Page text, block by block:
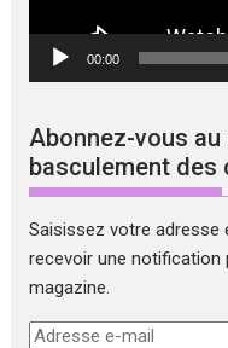
00:00
Abonnez-vous
basculement des
Saisissez votre adresse
recevoir une notification
magazine.
Adresse